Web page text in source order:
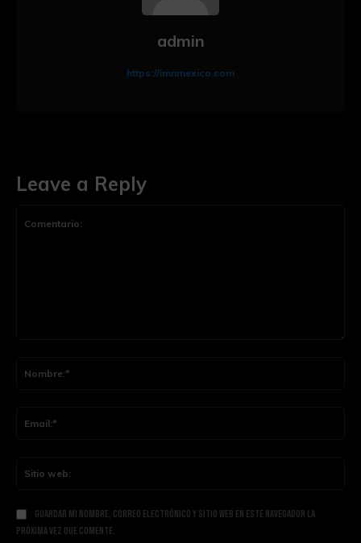
Leave a Reply
Guardar mi nombre, correo electrónico y sitio web en este navegador la
próxima vez que comente.
admin
https://imnmexico.com